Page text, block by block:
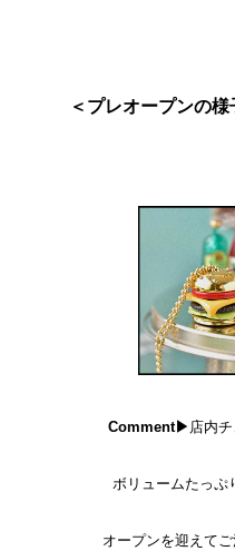
＜プレオープンの
Comment▶ 店内チ
ボリュームたっぷ
オープンを迎えて